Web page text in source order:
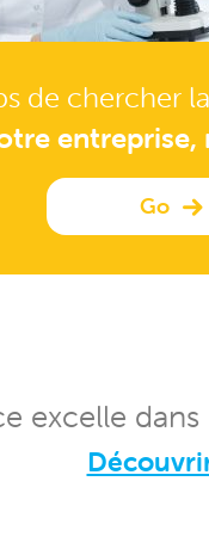
de chercher
Go
excelle